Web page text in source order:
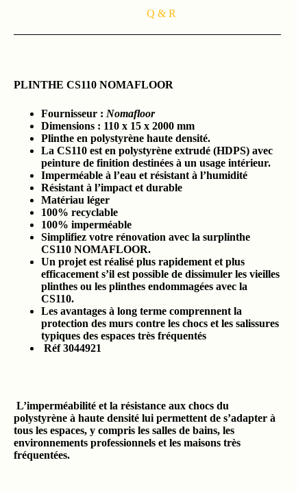
Q & R
PLINTHE CS110 NOMAFLOOR
Fournisseur : Nomafloor
Dimensions : 110 x 15 x 2000 mm
Plinthe en polystyrène haute densité.
La CS110 est en polystyrène extrudé (HDPS) avec
peinture de finition destinées à un usage intérieur.
Imperméable à l’eau et résistant à l’humidité
Résistant à l’impact et durable
Matériau léger
100% recyclable
100% imperméable
Simplifiez votre rénovation avec la surplinthe
CS110 NOMAFLOOR.
Un projet est réalisé plus rapidement et plus
efficacement s’il est possible de dissimuler les vieilles
plinthes ou les plinthes endommagées avec la
CS110.
Les avantages à long terme comprennent la
protection des murs contre les chocs et les salissures
typiques des espaces très fréquentés
Réf 3044921
L’imperméabilité et la résistance aux chocs du
polystyrène à haute densité lui permettent de s’adapter à
tous les espaces, y compris les salles de bains, les
environnements professionnels et les maisons très
fréquentées.